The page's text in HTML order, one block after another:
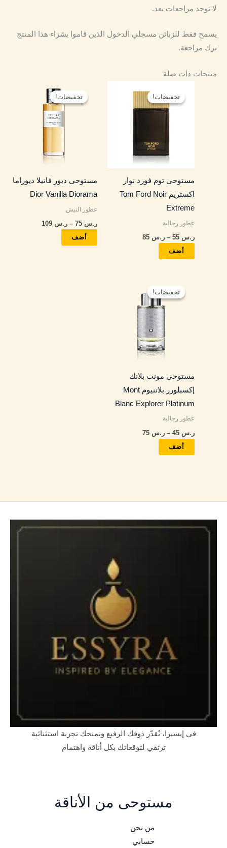
لا توجد مراجعات بعد.
يسمح فقط للزبائن مسجلي الدخول الذين قاموا بشراء هذا المنتج
ترك مراجعة.
منتجات ذات صلة
تخفيضات!
تخفيضات!
مستوحى توم فورد نوار
اكستريم Tom Ford Noir
Extreme
عطور رجالية
ر.س – ر.س
السعر:
أضف
العديد
من
المختلفة
لهذا
المنتج.
يمكن
اختيار
صفحة
تخفيضات!
تخفيضات!
مستوحى ديور فانيلا ديوراما
Dior Vanilla Diorama
عطور النيش
ر.س – ر.س
أضف
هناك
العديد
من
الأشكال
لهذا
يمكن
اختيار
على
تخفيضات!
تخفيضات!
مستوحى مونت بلانك
إكسبلورر بلاتنيوم Mont
Blanc Explorer Platinum
عطور رجالية
ر.س – ر.س
من
خلال
⁦ر.س 75⁩
أضف
العديد
من
الأشكال
المختلفة
لهذا
يمكن
اختيار
الخيارات
صفحة
في إيسيرا، نُقدّر ذوقك الرفيع ونمنحك تجربة استثنائية
ترتقي لتوقعاتك بكل أناقة واهتمام
مستوحى من الأناقة
من نحن
حسابي